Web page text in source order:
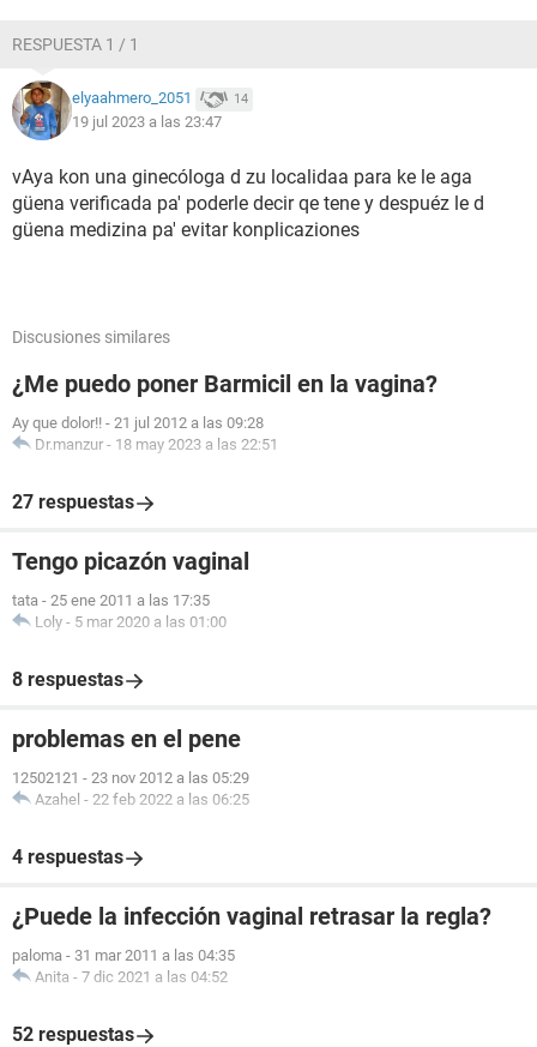
RESPUESTA 1 / 1
elyaahmero_2051 14
19 jul 2023 a las 23:47
vAya kon una ginecóloga d zu localidaa para ke le aga
güena verificada pa' poderle decir qe tene y despuéz le d
güena medizina pa' evitar konplicaziones
Discusiones similares
¿Me puedo poner Barmicil en la vagina?
Ay que dolor!! - 21 jul 2012 a las 09:28
Dr.manzur - 18 may 2023 a las 22:51
27 respuestas
Tengo picazón vaginal
tata - 25 ene 2011 a las 17:35
Loly - 5 mar 2020 a las 01:00
8 respuestas
problemas en el pene
12502121 - 23 nov 2012 a las 05:29
Azahel - 22 feb 2022 a las 06:25
4 respuestas
¿Puede la infección vaginal retrasar la regla?
paloma - 31 mar 2011 a las 04:35
Anita - 7 dic 2021 a las 04:52
52 respuestas